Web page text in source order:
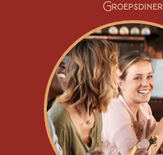
Groepsdiner